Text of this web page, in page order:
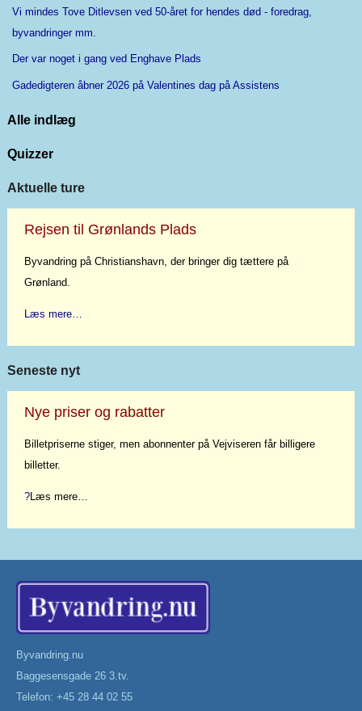
Vi mindes Tove Ditlevsen ved 50-året for hendes død - foredrag,
byvandringer mm.
Der var noget i gang ved Enghave Plads
Gadedigteren åbner 2026 på Valentines dag på Assistens
Alle indlæg
Quizzer
Aktuelle ture
Rejsen til Grønlands Plads
Byvandring på Christianshavn, der bringer dig tættere på
Grønland.
Læs mere…
Seneste nyt
Nye priser og rabatter
Billetpriserne stiger, men abonnenter på Vejviseren får billigere
billetter.
?Læs mere…
Byvandring.nu
Baggesensgade 26 3.tv.
Telefon: +45 28 44 02 55